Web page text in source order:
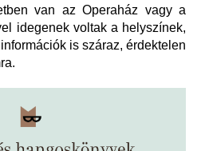
van az Operaház vagy a
idegenek voltak a helyszínek,
is száraz, érdektelen